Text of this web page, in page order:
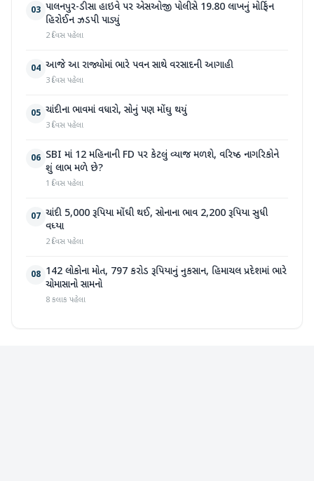
03 પાલનપુર-ડીસા હાઇવે પર એસઓજી પોલીસે 19.80 લાખનું મોર્ફિન
હિરોઈન ઝડપી પાડ્યું
2 દિવસ પહેલા
04 આજે આ રાજ્યોમાં ભારે પવન સાથે વરસાદની આગાહી
3 દિવસ પહેલા
05 ચાંદીના ભાવમાં વધારો, સોનું પણ મોંઘુ થયું
3 દિવસ પહેલા
06 SBI માં 12 મહિનાની FD પર કેટલું વ્યાજ મળશે, વરિષ્ઠ નાગરિકોને
શું લાભ મળે છે?
1 દિવસ પહેલા
07 ચાંદી 5,000 રૂપિયા મોંઘી થઈ, સોનાના ભાવ 2,200 રૂપિયા સુધી
વધ્યા
2 દિવસ પહેલા
08 142 લોકોના મોત, 797 કરોડ રૂપિયાનું નુકસાન, હિમાચલ પ્રદેશમાં ભારે
ચોમાસાનો સામનો
8 કલાક પહેલા